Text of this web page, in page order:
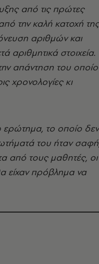
από τις πρώτες
την καλή κατοχή της
αριθμών και
στοιχεία.
απάντηση του
χρονολογίες κι
το οποίο δεν
του ήταν
από τους μαθητές, οι
είχαν πρόβλημα να